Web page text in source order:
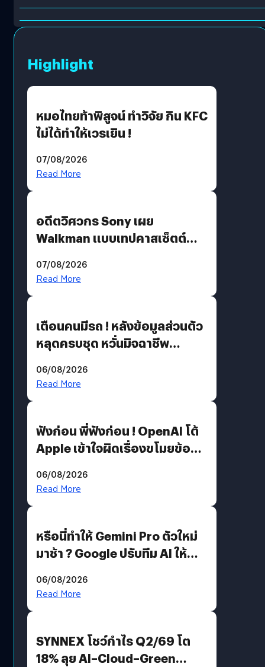
Highlight
หมอไทยท้าพิสูจน์ ทำวิจัย กิน KFC
ไม่ได้ทำให้เวรเยิน !
07/08/2026
Read More
อดีตวิศวกร Sony เผย
Walkman แบบเทปคาสเซ็ตต์
07/08/2026
Read More
เตือนคนมีรถ ! หลังข้อมูลส่วนตัว
หลุดครบชุด หวั่นมิจฉาชีพ
รหัสผ่านหลุด ไม่ใช่แฮกเกอร์
06/08/2026
Read More
ฟังก่อน พี่ฟังก่อน ! OpenAI โต้
Apple เข้าใจผิดเรื่องขโมยข้อมูล
06/08/2026
Read More
หรือนี่ทำให้ Gemini Pro ตัวใหม่
มาช้า ? Google ปรับทีม AI ให้
AGI
06/08/2026
Read More
SYNNEX โชว์กำไร Q2/69 โต
18% ลุย AI–Cloud–Green